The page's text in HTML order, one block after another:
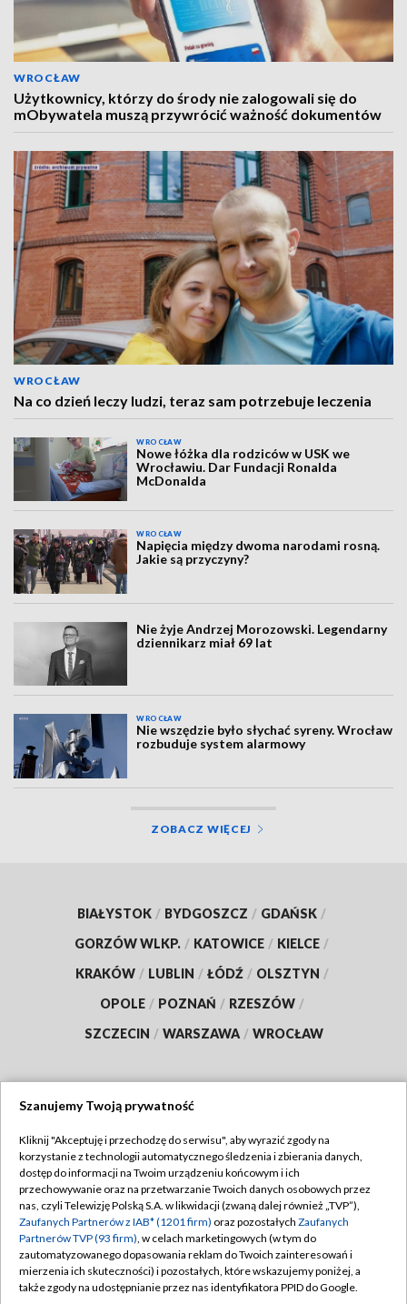
WROCŁAW
Użytkownicy, którzy do środy nie zalogowali się do
mObywatela muszą przywrócić ważność dokumentów
WROCŁAW
Na co dzień leczy ludzi, teraz sam potrzebuje leczenia
WROCŁAW
Nowe łóżka dla rodziców w USK we
Wrocławiu. Dar Fundacji Ronalda
McDonalda
WROCŁAW
Napięcia między dwoma narodami rosną.
Jakie są przyczyny?
Nie żyje Andrzej Morozowski. Legendarny
dziennikarz miał 69 lat
WROCŁAW
Nie wszędzie było słychać syreny. Wrocław
rozbuduje system alarmowy
ZOBACZ WIĘCEJ
BIAŁYSTOK / BYDGOSZCZ / GDAŃSK /
GORZÓW WLKP. / KATOWICE / KIELCE /
KRAKÓW / LUBLIN / ŁÓDŹ / OLSZTYN /
OPOLE / POZNAŃ / RZESZÓW /
SZCZECIN / WARSZAWA / WROCŁAW
TVP
Abonament TVP
Emisja w TVP
Centrum informacji TVP
Naziemna Telewizja Cyfrowa
Regulamin TVP
Polityka prywatności
Moje zgody
Pomoc
Szanujemy Twoją prywatność
Kliknij "Akceptuję i przechodzę do serwisu", aby wyrazić zgody na
korzystanie z technologii automatycznego śledzenia i zbierania danych,
dostęp do informacji na Twoim urządzeniu końcowym i ich
przechowywanie oraz na przetwarzanie Twoich danych osobowych przez
nas, czyli Telewizję Polską S.A. w likwidacji (zwaną dalej również „TVP”),
Zaufanych Partnerów z IAB* (1201 firm) oraz pozostałych Zaufanych
Partnerów TVP (93 firm), w celach marketingowych (w tym do
zautomatyzowanego dopasowania reklam do Twoich zainteresowań i
mierzenia ich skuteczności) i pozostałych, które wskazujemy poniżej, a
także zgody na udostępnianie przez nas identyfikatora PPID do Google.